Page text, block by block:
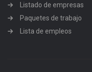
Listado de empresas
Paquetes de trabajo
Lista de empleos